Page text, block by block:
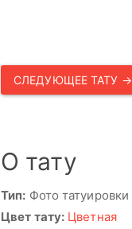
СЛЕДУЮЩЕЕ ТАТУ →
О тату
Тип: Фото татуировки
Цвет тату: Цветная